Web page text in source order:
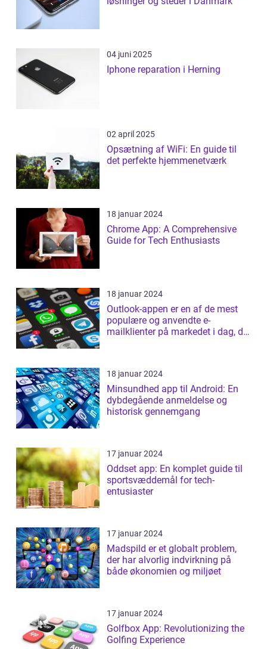
04 juni 2025
Iphone reparation i Herning
02 april 2025
Opsætning af WiFi: En guide til
det perfekte hjemmenetværk
18 januar 2024
Chrome App: A Comprehensive
Guide for Tech Enthusiasts
18 januar 2024
Outlook-appen er en af de mest
populære og anvendte e-
mailklienter på markedet i dag, der
18 januar 2024
Minsundhed app til Android: En
dybdegående anmeldelse og
historisk gennemgang
17 januar 2024
Oddset app: En komplet guide til
sportsvæddemål for tech-
entusiaster
17 januar 2024
Madspild er et globalt problem,
der har alvorlig indvirkning på
både økonomien og miljøet
17 januar 2024
Golfbox App: Revolutionizing the
Golfing Experience